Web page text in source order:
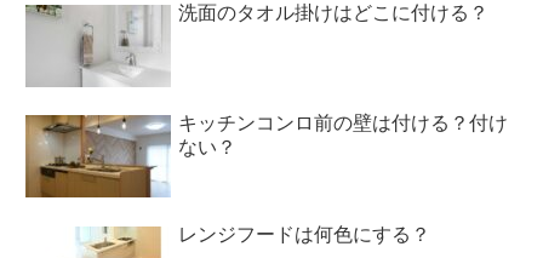
洗面のタオル掛けはどこに付ける？
キッチンコンロ前の壁は付ける？付け
ない？
レンジフードは何色にする？